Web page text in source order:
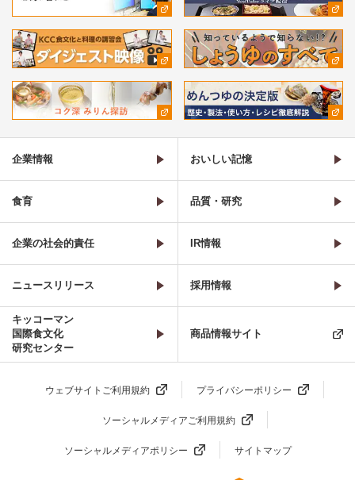
企業情報 おいしい記憶
食育 品質・研究
企業の社会的責任 IR情報
ニュースリリース 採用情報
キッコーマン
国際食文化
研究センター
商品情報サイト
ウェブサイトご利用規約 プライバシーポリシー
ソーシャルメディアご利用規約
ソーシャルメディアポリシー サイトマップ